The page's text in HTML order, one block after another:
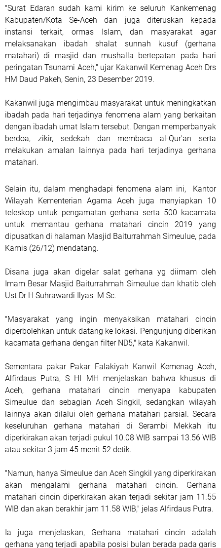
"Surat Edaran sudah kami kirim ke seluruh Kankemenag
Kabupaten/Kota Se-Aceh dan juga diteruskan kepada
instansi terkait, ormas Islam, dan masyarakat agar
melaksanakan ibadah shalat sunnah kusuf (gerhana
matahari) di masjid dan mushalla bertepatan pada hari
peringatan Tsunami Aceh," ujar Kakanwil Kemenag Aceh Drs
HM Daud Pakeh, Senin, 23 Desember 2019.
Kakanwil juga mengimbau masyarakat untuk meningkatkan
ibadah pada hari terjadinya fenomena alam yang berkaitan
dengan ibadah umat Islam tersebut. Dengan memperbanyak
berdoa, zikir, sedekah dan membaca al-Qur'an serta
melakukan amalan lainnya pada hari terjadinya gerhana
matahari.
Selain itu, dalam menghadapi fenomena alam ini, Kantor
Wilayah Kementerian Agama Aceh juga menyiapkan 10
teleskop untuk pengamatan gerhana serta 500 kacamata
untuk memantau gerhana matahari cincin 2019 yang
dipusatkan di halaman Masjid Baiturrahmah Simeulue, pada
Kamis (26/12) mendatang.
Disana juga akan digelar salat gerhana yg diimam oleh
Imam Besar Masjid Baiturrahmah Simeulue dan khatib oleh
Ust Dr H Suhrawardi Ilyas M Sc.
"Masyarakat yang ingin menyaksikan matahari cincin
diperbolehkan untuk datang ke lokasi. Pengunjung diberikan
kacamata gerhana dengan filter ND5," kata Kakanwil.
Sementara pakar Pakar Falakiyah Kanwil Kemenag Aceh,
Alfirdaus Putra, S HI MH menjelaskan bahwa khusus di
Aceh, gerhana matahari cincin menyapa kabupaten
Simeulue dan sebagian Aceh Singkil, sedangkan wilayah
lainnya akan dilalui oleh gerhana matahari parsial. Secara
keseluruhan gerhana matahari di Serambi Mekkah itu
diperkirakan akan terjadi pukul 10.08 WIB sampai 13.56 WIB
atau sekitar 3 jam 45 menit 52 detik.
"Namun, hanya Simeulue dan Aceh Singkil yang diperkirakan
akan mengalami gerhana matahari cincin. Gerhana
matahari cincin diperkirakan akan terjadi sekitar jam 11.55
WIB dan akan berakhir jam 11.58 WIB," jelas Alfirdaus Putra.
Ia juga menjelaskan, Gerhana matahari cincin adalah
gerhana yang terjadi apabila posisi bulan berada pada garis